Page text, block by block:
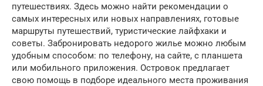
путешествиях. Здесь можно найти рекомендации о
самых интересных или новых направлениях, готовые
маршруты путешествий, туристические лайфхаки и
советы. Забронировать недорого жилье можно любым
удобным способом: по телефону, на сайте, с планшета
или мобильного приложения. Островок предлагает
свою помощь в подборе идеального места проживания